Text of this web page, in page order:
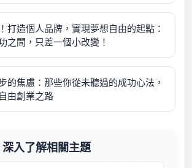
打造個人品牌，實現夢想自由的起點：
之間，只差一個小改變！
的焦慮：那些你從未聽過的成功心法，
由創業之路
入了解相關主題